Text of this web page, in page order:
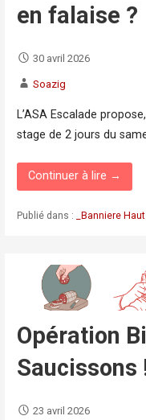
en falaise ?
30 avril 2026
Soazig
L’ASA Escalade
stage de 2 jours du
Continuer à lire →
Publié dans : _Banniere Haut
Opération
Saucissons
23 avril 2026